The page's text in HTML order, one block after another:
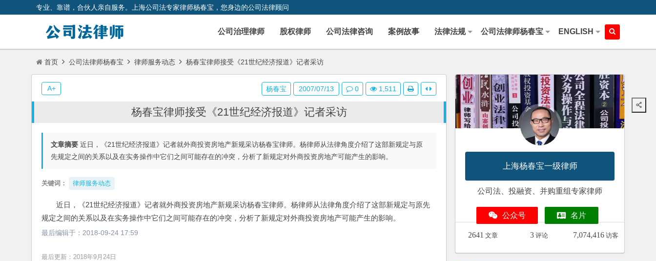
专业、靠谱，合伙人亲自服务。上海公司法专家律师杨春宝，您身边的公司法律顾问
公司治理律师 股权律师 公司法律咨询 案例故事 法律法规 公司法律师杨春宝 ENGLISH
首页 公司法律师杨春宝 律师服务动态 杨春宝律师接受《21世纪经济报道》记者采访
杨春宝律师接受《21世纪经济报道》记者采访
文章摘要 近日，《21世纪经济报道》记者就外商投资房地产新规采访杨春宝律师。杨律师从法律角度介绍了这部新规定与原
先规定之间的关系以及在实务操作中它们之间可能存在的冲突，分析了新规定对外商投资房地产可能产生的影响。
关键词： 律师服务动态
近日，《21世纪经济报道》记者就外商投资房地产新规采访杨春宝律师。杨律师从法律角度介绍了这部新规定与原先
规定之间的关系以及在实务操作中它们之间可能存在的冲突，分析了新规定对外商投资房地产可能产生的影响。
最后编辑于： 2018-09-24 17:59
最后更新：2018年9月24日
杨春宝 2007/07/13 0 1,511
A+
上海杨春宝一级律师
公司法、投融资、并购重组专家律师
公众号 名片
2641 文章 3 评论 7,074,416 访客